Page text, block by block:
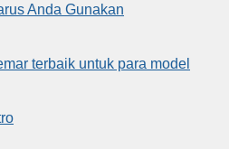
Anda Gunakan
terbaik untuk para model